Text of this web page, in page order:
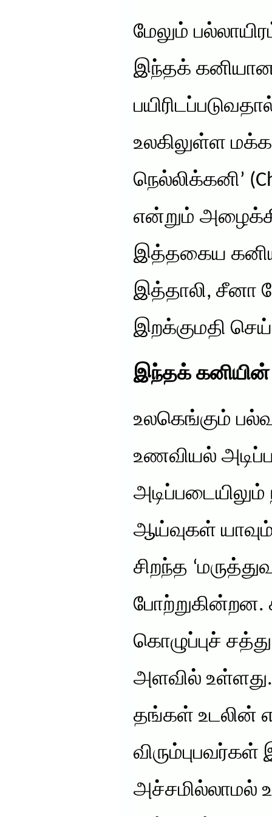
மேலும்
இந்தக்
உலகிலுள்ள
நெல்லிக்கனி’
என்றும்
இத்தகைய
இத்தாலி, சீனா
இறக்குமதி
இந்தக் கனியின்
உலகெங்கும்
உணவியல்
ஆய்வுகள்
சிறந்த
போற்றுகின்றன.
கொழுப்புச்
அளவில்
தங்கள் உடலின்